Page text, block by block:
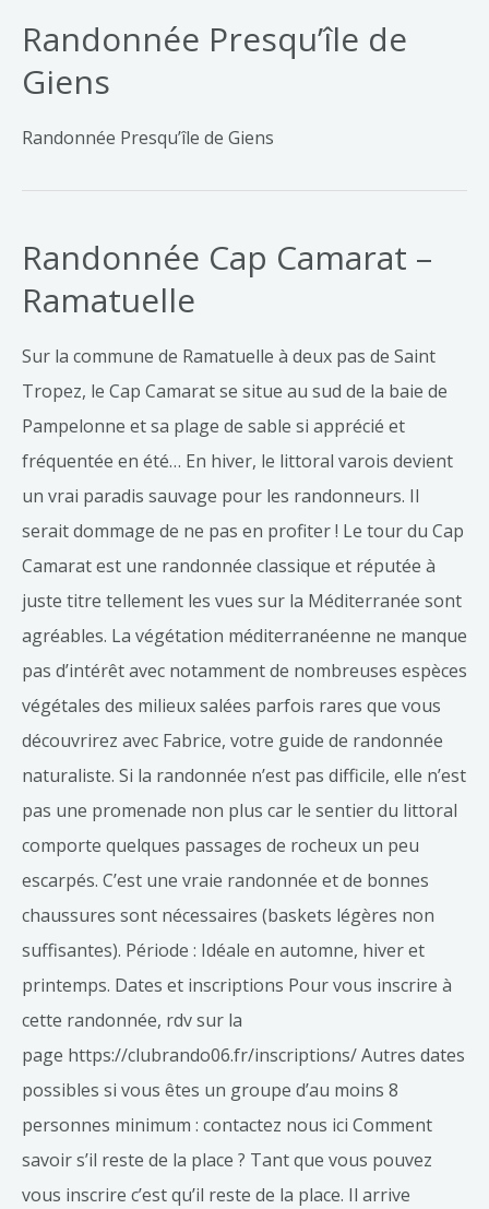
Randonnée Presqu’île de
Giens
Randonnée Presqu’île de Giens
Randonnée Cap Camarat –
Ramatuelle
Sur la commune de Ramatuelle à deux pas de Saint
Tropez, le Cap Camarat se situe au sud de la baie de
Pampelonne et sa plage de sable si apprécié et
fréquentée en été… En hiver, le littoral varois devient
un vrai paradis sauvage pour les randonneurs. Il
serait dommage de ne pas en profiter ! Le tour du Cap
Camarat est une randonnée classique et réputée à
juste titre tellement les vues sur la Méditerranée sont
agréables. La végétation méditerranéenne ne manque
pas d’intérêt avec notamment de nombreuses espèces
végétales des milieux salées parfois rares que vous
découvrirez avec Fabrice, votre guide de randonnée
naturaliste. Si la randonnée n’est pas difficile, elle n’est
pas une promenade non plus car le sentier du littoral
comporte quelques passages de rocheux un peu
escarpés. C’est une vraie randonnée et de bonnes
chaussures sont nécessaires (baskets légères non
suffisantes). Période : Idéale en automne, hiver et
printemps. Dates et inscriptions Pour vous inscrire à
cette randonnée, rdv sur la
page https://clubrando06.fr/inscriptions/ Autres dates
possibles si vous êtes un groupe d’au moins 8
personnes minimum : contactez nous ici Comment
savoir s’il reste de la place ? Tant que vous pouvez
vous inscrire c’est qu’il reste de la place. Il arrive